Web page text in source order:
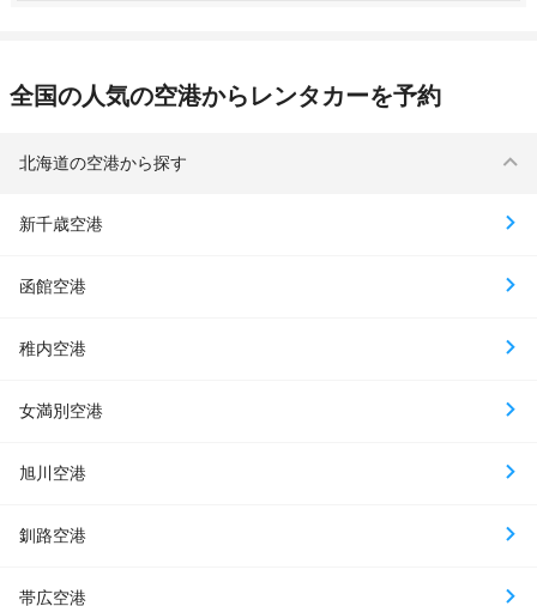
全国の人気の空港からレンタカーを予約
北海道の空港から探す
新千歳空港
函館空港
稚内空港
女満別空港
旭川空港
釧路空港
帯広空港